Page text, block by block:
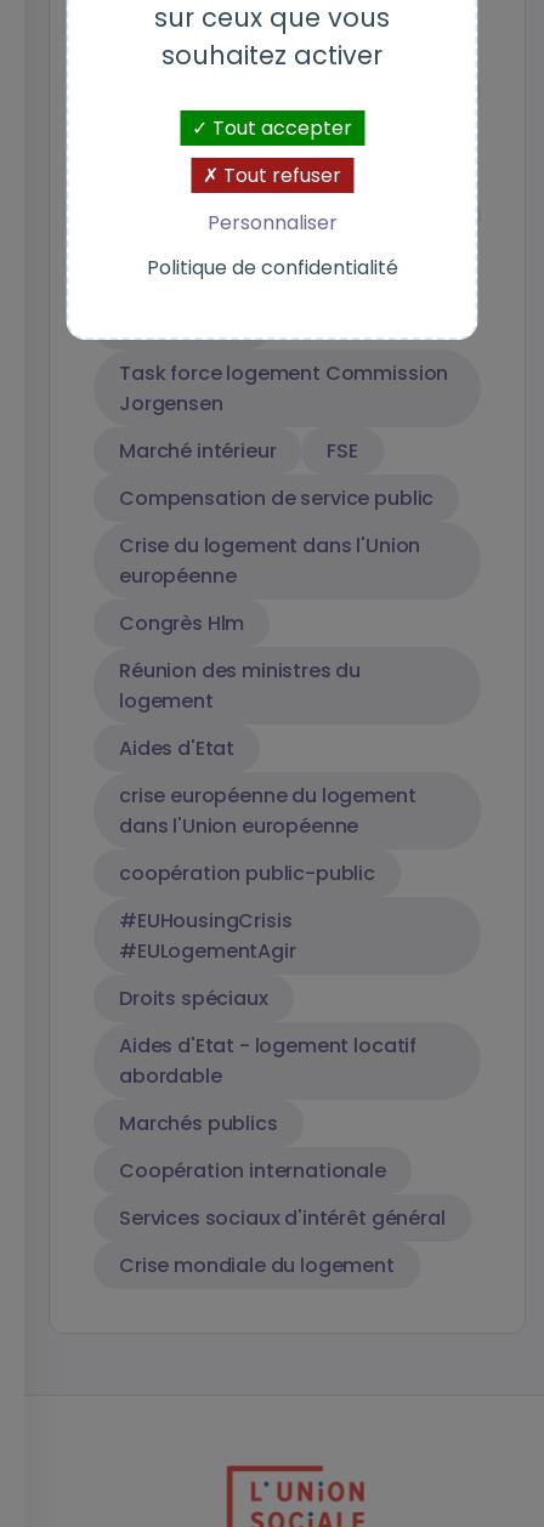
logement abordable
bâtiments
Socle européen des droits sociaux
crise européen du logement
abordable
Semestre européens
Task force logement Commission
Jorgensen
Marché intérieur
FSE
Compensation de service public
Crise du logement dans l'Union
européenne
Congrès Hlm
Réunion des ministres du
logement
Aides d'Etat
crise européenne du logement
dans l'Union européenne
coopération public-public
#EUHousingCrisis
#EULogementAgir
Droits spéciaux
Aides d'Etat - logement locatif
abordable
Marchés publics
Coopération internationale
Services sociaux d'intérêt général
Crise mondiale du logement
sur ceux que vous
souhaitez activer
Tout accepter
Tout refuser
Personnaliser
Politique de confidentialité